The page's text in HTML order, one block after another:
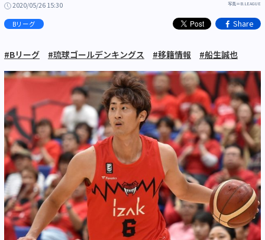
2020/05/26 15:30 写真＝B.LEAGUE
Bリーグ Share
#Bリーグ #琉球ゴールデンキングス #移籍情報 #船生誠也